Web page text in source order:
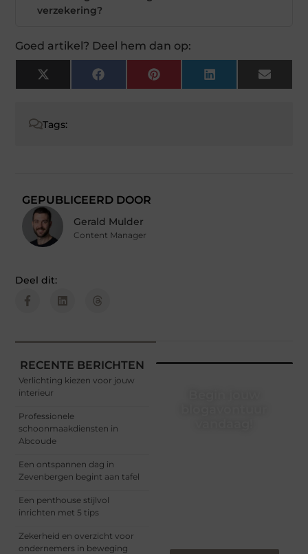
verzekering?
Goed artikel? Deel hem dan op:
X
(Twitter)
Facebook Pinterest LinkedIn Email
Tags:
GEPUBLICEERD DOOR
Gerald Mulder
Content Manager
Deel dit:
RECENTE BERICHTEN
Verlichting kiezen voor jouw
interieur
Professionele
schoonmaakdiensten in
Abcoude
Een ontspannen dag in
Zevenbergen begint aan tafel
Een penthouse stijlvol
inrichten met 5 tips
Zekerheid en overzicht voor
ondernemers in beweging